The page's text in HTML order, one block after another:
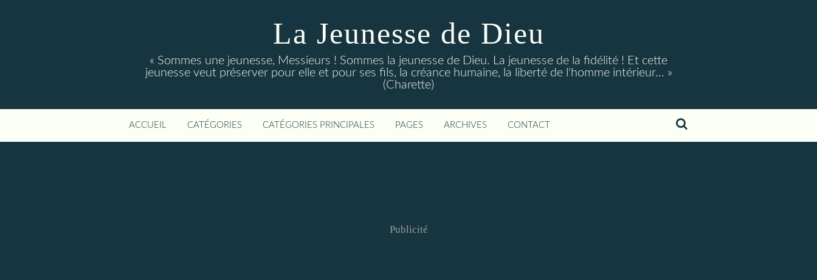
La Jeunesse de Dieu
« Sommes une jeunesse, Messieurs ! Sommes la jeunesse de Dieu. La jeunesse de la fidélité ! Et cette
jeunesse veut préserver pour elle et pour ses fils, la créance humaine, la liberté de l'homme intérieur... »
(Charette)
ACCUEIL CATÉGORIES CATÉGORIES PRINCIPALES PAGES ARCHIVES CONTACT
Publicité